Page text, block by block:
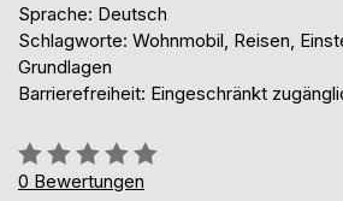
Sprache: Deutsch
Schlagworte: Wohnmobil, Reisen,
Grundlagen
Barrierefreiheit: Eingeschränkt
Bewertung::
0%
0 Bewertungen